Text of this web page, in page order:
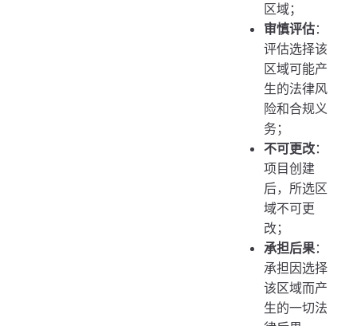
区域；
审慎评估：
评估选择该
区域可能产
生的法律风
险和合规义
务；
不可更改：
项目创建
后，所选区
域不可更
改；
承担后果：
承担因选择
该区域而产
生的一切法